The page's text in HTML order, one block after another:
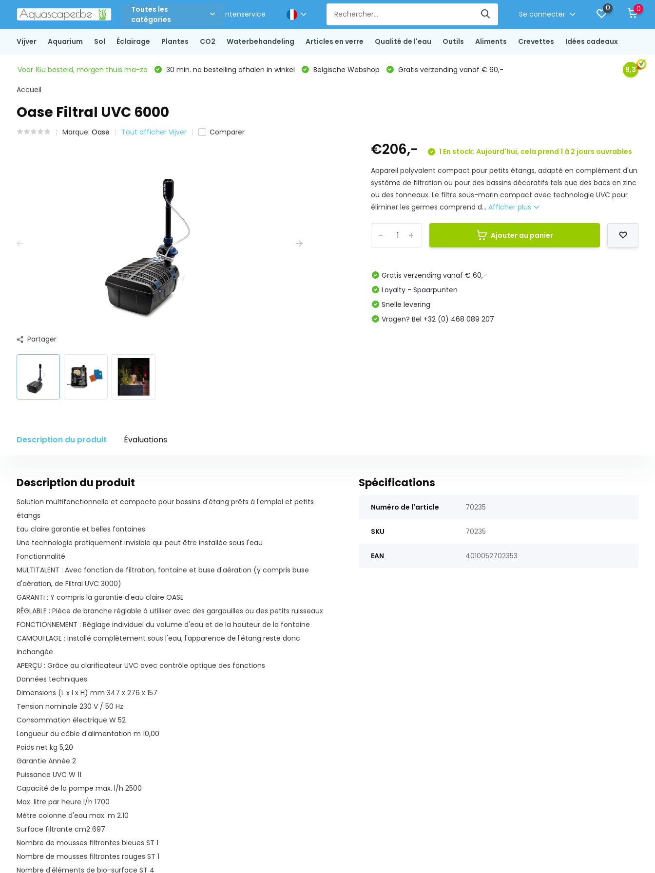
Toutes les
catégories
Klantenservice Se connecter
0 0
Vijver Aquarium Sol Éclairage Plantes CO2 Waterbehandeling Articles en verre Qualité de l'eau Outils Aliments Crevettes Idées cadeaux
Voor 16u besteld, morgen thuis ma-za 30 min. na bestelling afhalen in winkel Belgische Webshop Gratis verzending vanaf € 60,- 9,3
Accueil
Oase Filtral UVC 6000
Marque: Oase Tout afficher Vijver Comparer
Partager
€206,-
1 En stock: Aujourd'hui, cela prend 1 à 2 jours ouvrables
Appareil polyvalent compact pour petits étangs, adapté en complément d'un
système de filtration ou pour des bassins décoratifs tels que des bacs en zinc
ou des tonneaux. Le filtre sous-marin compact avec technologie UVC pour
éliminer les germes comprend d...Afficher plus
+
- Ajouter au panier
Gratis verzending vanaf € 60,-
Loyalty - Spaarpunten
Snelle levering
Vragen? Bel +32 (0) 468 089 207
Description du produit Évaluations
Description du produit
Solution multifonctionnelle et compacte pour bassins d'étang prêts à l'emploi et petits
étangs
Eau claire garantie et belles fontaines
Une technologie pratiquement invisible qui peut être installée sous l'eau
Fonctionnalité
MULTITALENT : Avec fonction de filtration, fontaine et buse d'aération (y compris buse
d'aération, de Filtral UVC 3000)
GARANTI : Y compris la garantie d'eau claire OASE
RÉGLABLE : Pièce de branche réglable à utiliser avec des gargouilles ou des petits ruisseaux
FONCTIONNEMENT : Réglage individuel du volume d'eau et de la hauteur de la fontaine
CAMOUFLAGE : Installé complètement sous l'eau, l'apparence de l'étang reste donc
inchangée
APERÇU : Grâce au clarificateur UVC avec contrôle optique des fonctions
Données techniques
Dimensions (L x l x H) mm 347 x 276 x 157
Tension nominale 230 V / 50 Hz
Consommation électrique W 52
Longueur du câble d'alimentation m 10,00
Poids net kg 5,20
Garantie Année 2
Puissance UVC W 11
Capacité de la pompe max. l/h 2500
Max. litre par heure l/h 1700
Mètre colonne d'eau max. m 2.10
Surface filtrante cm2 697
Nombre de mousses filtrantes bleues ST 1
Nombre de mousses filtrantes rouges ST 1
Nombre d'éléments de bio-surface ST 4
Spécifications
Numéro de l'article 70235
SKU 70235
EAN 4010052702353